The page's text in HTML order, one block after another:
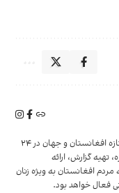
کابل ۲۴ یک خبرگزاری مستقل است، راوی رویدادهای تازه افغانستان و جهان در ۲۴
تازه، تهیه‌ گزارش‌، ارائه
افغانستان به ویژه زنان
فعال خواهد بود.